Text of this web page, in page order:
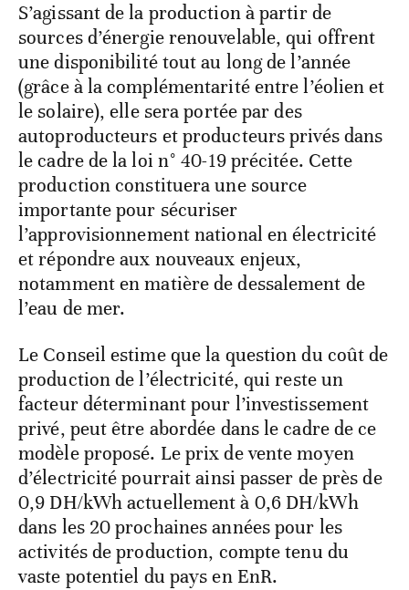
S’agissant de la production à partir de
sources d’énergie renouvelable, qui offrent
une disponibilité tout au long de l’année
(grâce à la complémentarité entre l’éolien et
le solaire), elle sera portée par des
autoproducteurs et producteurs privés dans
le cadre de la loi n° 40-19 précitée. Cette
production constituera une source
importante pour sécuriser
l’approvisionnement national en électricité
et répondre aux nouveaux enjeux,
notamment en matière de dessalement de
l’eau de mer.
Le Conseil estime que la question du coût de
production de l’électricité, qui reste un
facteur déterminant pour l’investissement
privé, peut être abordée dans le cadre de ce
modèle proposé. Le prix de vente moyen
d’électricité pourrait ainsi passer de près de
0,9 DH/kWh actuellement à 0,6 DH/kWh
dans les 20 prochaines années pour les
activités de production, compte tenu du
vaste potentiel du pays en EnR.